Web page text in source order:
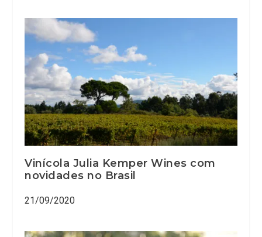
Vinícola Julia Kemper Wines com
novidades no Brasil
21/09/2020